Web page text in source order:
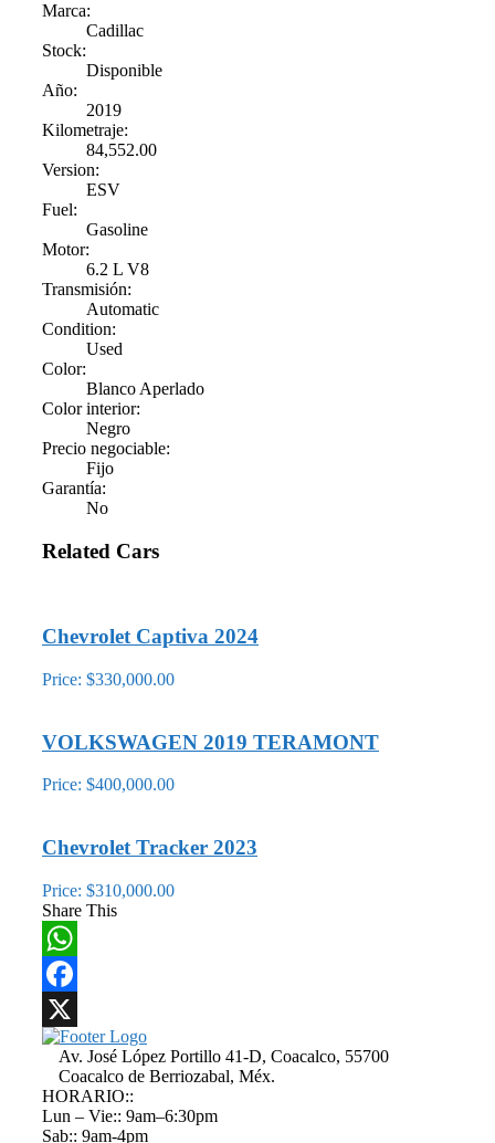
Marca:
Cadillac
Stock:
Disponible
Año:
2019
Kilometraje:
84,552.00
Version:
ESV
Fuel:
Gasoline
Motor:
6.2 L V8
Transmisión:
Automatic
Condition:
Used
Color:
Blanco Aperlado
Color interior:
Negro
Precio negociable:
Fijo
Garantía:
No
Related Cars
Chevrolet Captiva 2024
Price: $330,000.00
VOLKSWAGEN 2019 TERAMONT
Price: $400,000.00
Chevrolet Tracker 2023
Price: $310,000.00
Share This
WhatsApp
Facebook
X
Av. José López Portillo 41-D, Coacalco, 55700
Coacalco de Berriozabal, Méx.
HORARIO::
Lun – Vie:: 9am–6:30pm
Sab:: 9am-4pm